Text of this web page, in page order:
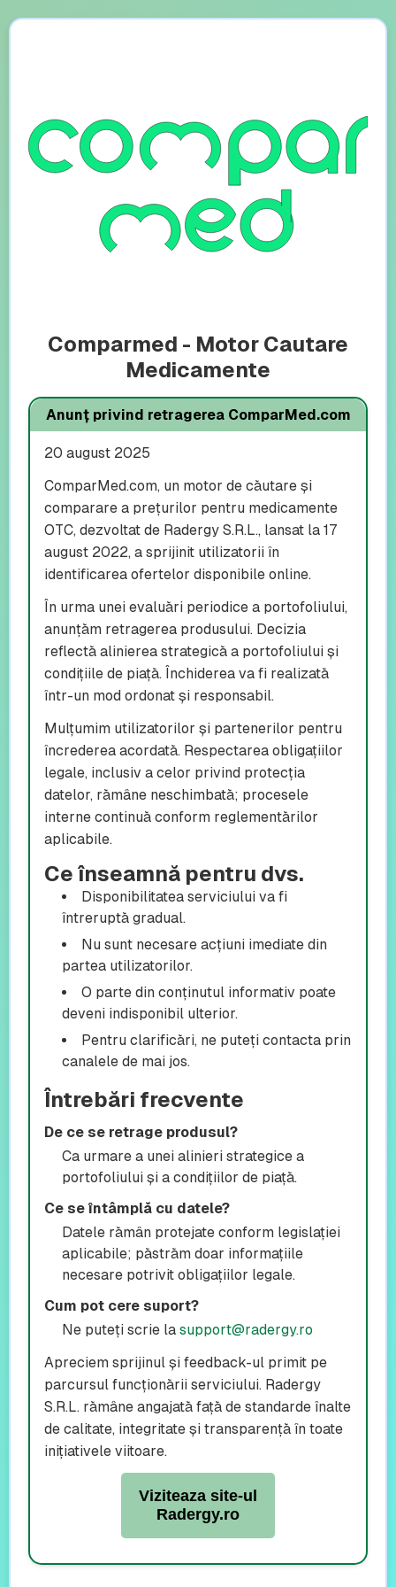
Comparmed - Motor Cautare
Medicamente
Anunț privind retragerea ComparMed.com
20 august 2025
ComparMed.com, un motor de căutare și
comparare a prețurilor pentru medicamente
OTC, dezvoltat de Radergy S.R.L., lansat la 17
august 2022, a sprijinit utilizatorii în
identificarea ofertelor disponibile online.
În urma unei evaluări periodice a portofoliului,
anunțăm retragerea produsului. Decizia
reflectă alinierea strategică a portofoliului și
condițiile de piață. Închiderea va fi realizată
într-un mod ordonat și responsabil.
Mulțumim utilizatorilor și partenerilor pentru
încrederea acordată. Respectarea obligațiilor
legale, inclusiv a celor privind protecția
datelor, rămâne neschimbată; procesele
interne continuă conform reglementărilor
aplicabile.
Ce înseamnă pentru dvs.
Disponibilitatea serviciului va fi
întreruptă gradual.
Nu sunt necesare acțiuni imediate din
partea utilizatorilor.
O parte din conținutul informativ poate
deveni indisponibil ulterior.
Pentru clarificări, ne puteți contacta prin
canalele de mai jos.
Întrebări frecvente
De ce se retrage produsul?
Ca urmare a unei alinieri strategice a
portofoliului și a condițiilor de piață.
Ce se întâmplă cu datele?
Datele rămân protejate conform legislației
aplicabile; păstrăm doar informațiile
necesare potrivit obligațiilor legale.
Cum pot cere suport?
Ne puteți scrie la support@radergy.ro
Apreciem sprijinul și feedback-ul primit pe
parcursul funcționării serviciului. Radergy
S.R.L. rămâne angajată față de standarde înalte
de calitate, integritate și transparență în toate
inițiativele viitoare.
Viziteaza site-ul
Radergy.ro